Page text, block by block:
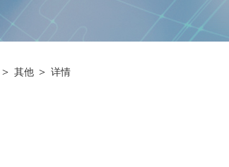
> 其他 > 详情